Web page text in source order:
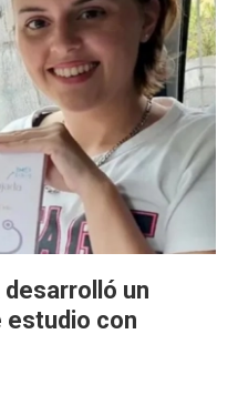
un
estudio con